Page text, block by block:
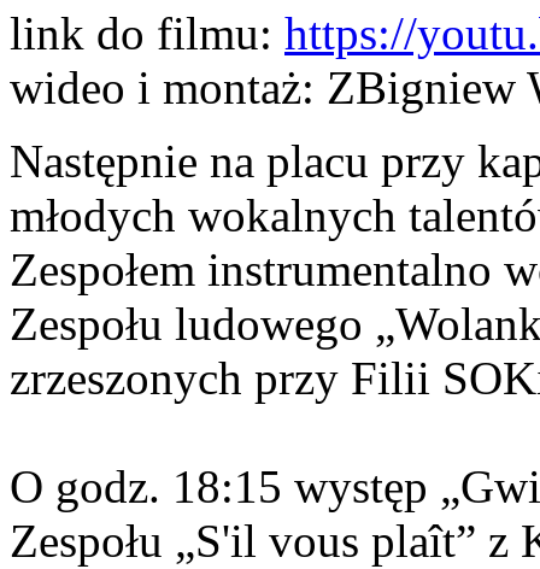
link do filmu: https://
wideo i montaż: ZBigniew
Następnie na placu przy
młodych wokalnych
Zespołem instrumentalno
Zespołu ludowego
zrzeszonych przy Filii
O godz. 18:15 występ
Zespołu „S'il vous plaît” z